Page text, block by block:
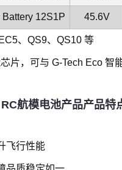
12S1P 45.6V
、QS9、QS10 等
片，可与 G-Tech Eco
航模电池产品产品特
飞行性能